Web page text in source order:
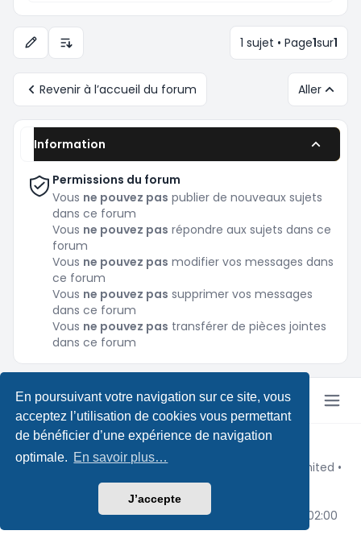
En poursuivant votre navigation sur ce site, vous
acceptez l’utilisation de cookies vous permettant
de bénéficier d’une expérience de navigation
optimale. En savoir plus…
J’accepte
Options d’affichage et de tri 1 sujet • Page1sur1
Revenir à l’accueil du forum Aller
Information
Permissions du forum
Vous ne pouvez pas publier de nouveaux sujets
dans ce forum
Vous ne pouvez pas répondre aux sujets dans ce
forum
Vous ne pouvez pas modifier vos messages dans
ce forum
Vous ne pouvez pas supprimer vos messages
dans ce forum
Vous ne pouvez pas transférer de pièces jointes
dans ce forum
Copyright © Pokeforum 2026
Développé par phpBB® Forum Software © phpBB Limited •
Leenoz
Traduction française officielle
Confidentialité|Conditions|Fuseau horaire sur UTC+02:00